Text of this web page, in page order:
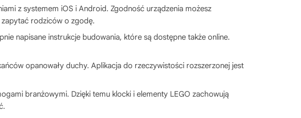
z systemem iOS i Android. Zgodność urządzenia możesz
zapytać rodziców o zgodę.
napisane instrukcje budowania, które są dostępne także online.
opanowały duchy. Aplikacja do rzeczywistości rozszerzonej jest
branżowymi. Dzięki temu klocki i elementy LEGO zachowują